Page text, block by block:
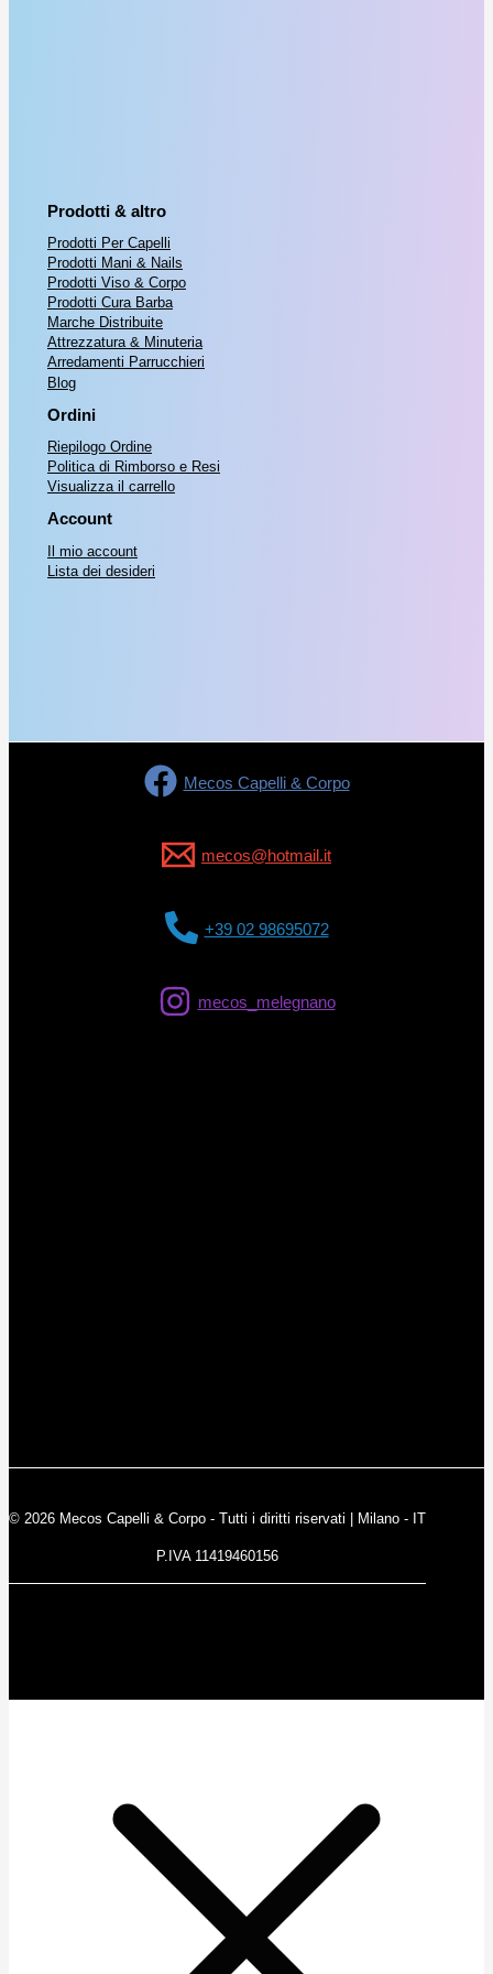
Prodotti & altro
Prodotti Per Capelli
Prodotti Mani & Nails
Prodotti Viso & Corpo
Prodotti Cura Barba
Marche Distribuite
Attrezzatura & Minuteria
Arredamenti Parrucchieri
Blog
Ordini
Riepilogo Ordine
Politica di Rimborso e Resi
Visualizza il carrello
Account
Il mio account
Lista dei desideri
Mecos Capelli & Corpo
mecos@hotmail.it
+39 02 98695072
mecos_melegnano
© 2026 Mecos Capelli & Corpo - Tutti i diritti riservati | Milano - IT
P.IVA 11419460156